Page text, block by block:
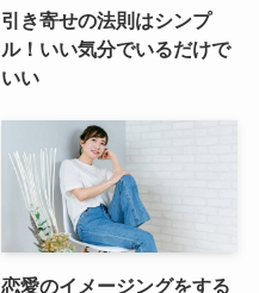
引き寄せの法則はシンプ
ル！いい気分でいるだけで
いい
恋愛のイメージングをする